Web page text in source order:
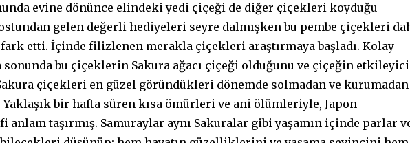
evine dönünce elindeki yedi çiçeği de diğer çiçekleri koyduğu
gelen değerli hediyeleri seyre dalmışken bu pembe çiçekleri
etti. İçinde filizlenen merakla çiçekleri araştırmaya başladı. Kolay
sonunda bu çiçeklerin Sakura ağacı çiçeği olduğunu ve çiçeğin etkileyici
çiçekleri en güzel göründükleri dönemde solmadan ve kurumadan
bir hafta süren kısa ömürleri ve ani ölümleriyle, Japon
anlam taşırmış. Samuraylar aynı Sakuralar gibi yaşamın içinde parlar